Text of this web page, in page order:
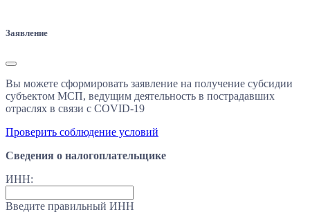
Заявление
Вы можете сформировать заявление на получение субсидии
субъектом МСП, ведущим деятельность в пострадавших
отраслях в связи с COVID-19
Проверить соблюдение условий
Сведения о налогоплательщике
ИНН:
Введите правильный ИНН